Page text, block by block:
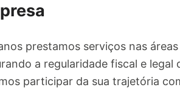
prestamos serviços nas
a regularidade fiscal e
participar da sua trajetória